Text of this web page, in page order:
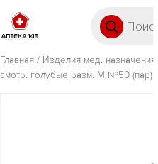
Главная / Изделия мед.
смотр. голубые разм. M №50 (пар)